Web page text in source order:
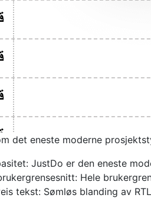
det eneste moderne
JustDo er den eneste
Hele
tekst: Sømløs blanding av